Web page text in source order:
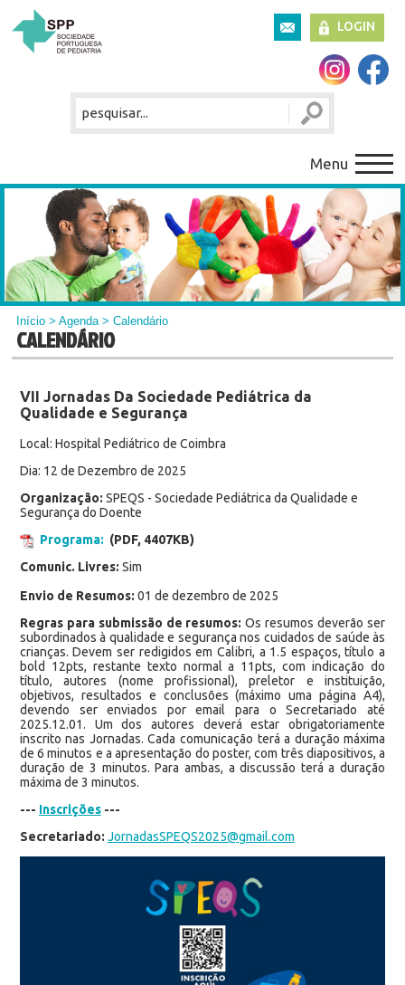
LOGIN
Menu
Início >Agenda> Calendário
CALENDÁRIO
VII Jornadas Da Sociedade Pediátrica da
Qualidade e Segurança
Local: Hospital Pediátrico de Coimbra
Dia: 12 de Dezembro de 2025
Organização: SPEQS - Sociedade Pediátrica da Qualidade e
Segurança do Doente
Programa: (PDF, 4407KB)
Comunic. Livres: Sim
Envio de Resumos: 01 de dezembro de 2025
Regras para submissão de resumos:Os resumos deverão ser
subordinados à qualidade e segurança nos cuidados de saúde às
crianças. Devem ser redigidos em Calibri, a 1.5 espaços, título a
bold 12pts, restante texto normal a 11pts, com indicação do
título, autores (nome profissional), preletor e instituição,
objetivos, resultados e conclusões (máximo uma página A4),
devendo ser enviados por email para o Secretariado até
2025.12.01. Um dos autores deverá estar obrigatoriamente
inscrito nas Jornadas. Cada comunicação terá a duração máxima
de 6 minutos e a apresentação do poster, com três diapositivos, a
duração de 3 minutos. Para ambas, a discussão terá a duração
máxima de 3 minutos.
--- Inscrições---
Secretariado: JornadasSPEQS2025@gmail.com